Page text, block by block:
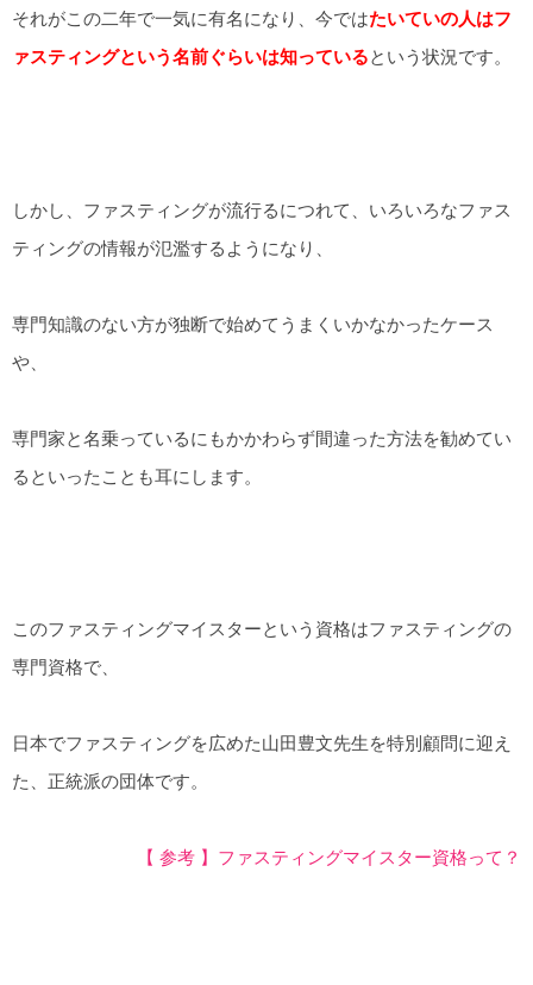
それがこの二年で一気に有名になり、今ではたいていの人はフ
ァスティングという名前ぐらいは知っているという状況です。
しかし、ファスティングが流行るにつれて、いろいろなファス
ティングの情報が氾濫するようになり、
専門知識のない方が独断で始めてうまくいかなかったケース
や、
専門家と名乗っているにもかかわらず間違った方法を勧めてい
るといったことも耳にします。
このファスティングマイスターという資格はファスティングの
専門資格で、
日本でファスティングを広めた山田豊文先生を特別顧問に迎え
た、正統派の団体です。
【 参考 】ファスティングマイスター資格って？